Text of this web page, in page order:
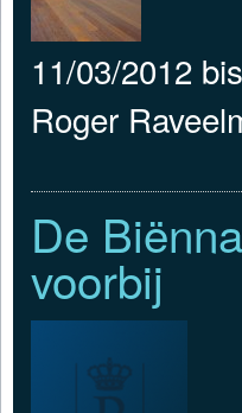
11/03/2012 bis
Roger
De
voorbij